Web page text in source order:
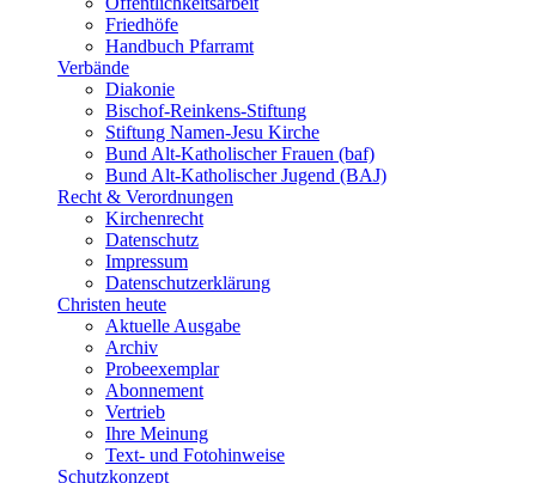
Friedhöfe
Handbuch Pfarramt
Verbände
Diakonie
Bischof-Reinkens-Stiftung
Stiftung Namen-Jesu Kirche
Bund Alt-Katholischer Frauen (baf)
Bund Alt-Katholischer Jugend (BAJ)
Recht & Verordnungen
Kirchenrecht
Datenschutz
Impressum
Datenschutzerklärung
Christen heute
Aktuelle Ausgabe
Archiv
Probeexemplar
Abonnement
Vertrieb
Ihre Meinung
Text- und Fotohinweise
Schutzkonzept